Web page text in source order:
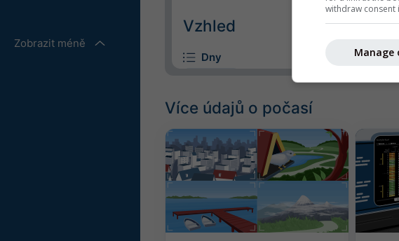
Zobrazit méně
Vzhled
Dny
Pozadí
S obrázkem na pozadí
S barvou pozadí
Bez pozadí: tmavý text
Bez pozadí: světlý text
Více údajů o počasí
withdraw consent
Manage